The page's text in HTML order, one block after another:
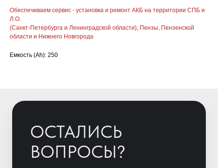
Обеспечиваем сервис - установка и ремонт АКБ на территории СПБ и
Л.О.
(Санкт-Петербурга и Ленинградской области), Пензы, Пензенской
области и Нижнего Новгорода
Емкость (Ah): 250
Отправьте заявку и мы свяжемся с
заказа и расчета стоимости